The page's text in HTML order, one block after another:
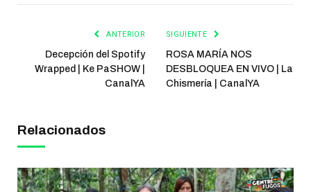
ANTERIOR
Decepción del Spotify
Wrapped | Ke PaSHOW |
CanalYA
SIGUIENTE
ROSA MARÍA NOS
DESBLOQUEA EN VIVO | La
Chismería | CanalYA
Relacionados